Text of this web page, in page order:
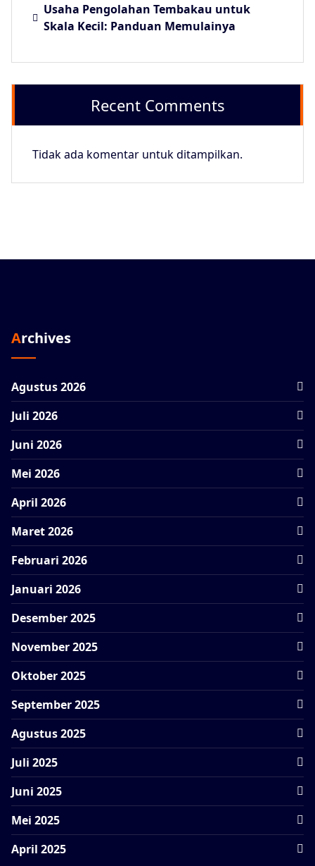
Usaha Pengolahan Tembakau untuk
Skala Kecil: Panduan Memulainya
Recent Comments
Tidak ada komentar untuk ditampilkan.
Archives
Agustus 2026
Juli 2026
Juni 2026
Mei 2026
April 2026
Maret 2026
Februari 2026
Januari 2026
Desember 2025
November 2025
Oktober 2025
September 2025
Agustus 2025
Juli 2025
Juni 2025
Mei 2025
April 2025